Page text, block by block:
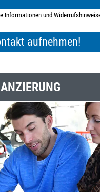
Informationen und